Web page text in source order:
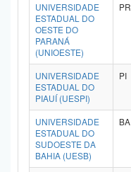
UNIVERSIDADE
ESTADUAL DO
OESTE DO
PARANÁ
(UNIOESTE)
PR
UNIVERSIDADE
ESTADUAL DO
PIAUÍ (UESPI)
PI
UNIVERSIDADE
ESTADUAL DO
SUDOESTE DA
BAHIA (UESB)
BA